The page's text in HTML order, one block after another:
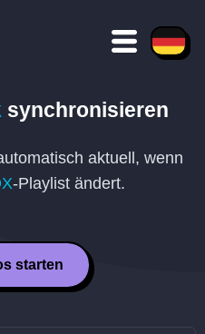
synchronisieren
aktuell, wenn
-Playlist ändert.
starten